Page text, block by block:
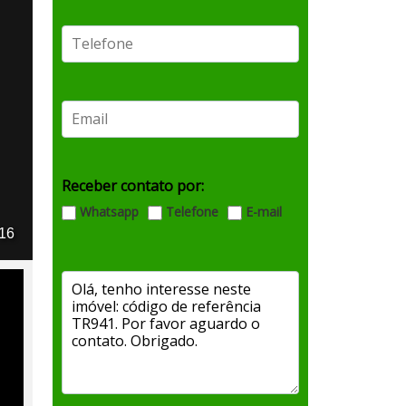
Receber contato por:
Whatsapp Telefone E-mail